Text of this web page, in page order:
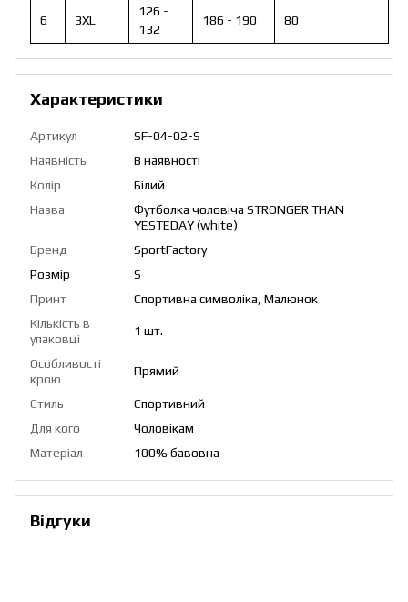
6 3XL
126 -
132
186 - 190 80
Характеристики
Артикул
SF-04-02-S
Наявність
В наявності
Колір
Білий
Назва
Футболка чоловіча STRONGER THAN
YESTEDAY (white)
Бренд
SportFactory
Розмір
S
Принт
Спортивна символіка, Малюнок
Кількість в
упаковці
1 шт.
Особливості
крою
Прямий
Стиль
Спортивний
Для кого
Чоловікам
Матеріал
100% бавовна
Відгуки